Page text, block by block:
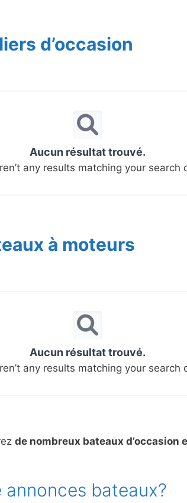
d’occasion
Aucun résultat trouvé.
any results matching your search
à moteurs
Aucun résultat trouvé.
any results matching your search
de nombreux bateaux d’occasion
bateaux?